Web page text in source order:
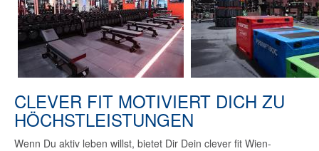
CLEVER FIT MOTIVIERT DICH ZU
HÖCHSTLEISTUNGEN
Wenn Du aktiv leben willst, bietet Dir Dein clever fit Wien-